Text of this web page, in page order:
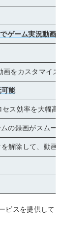
ゲーム実況動画
をカスタマイズ
能
ス効率を大幅高
の録画がスムー
解除して、動画
ビスを提供して